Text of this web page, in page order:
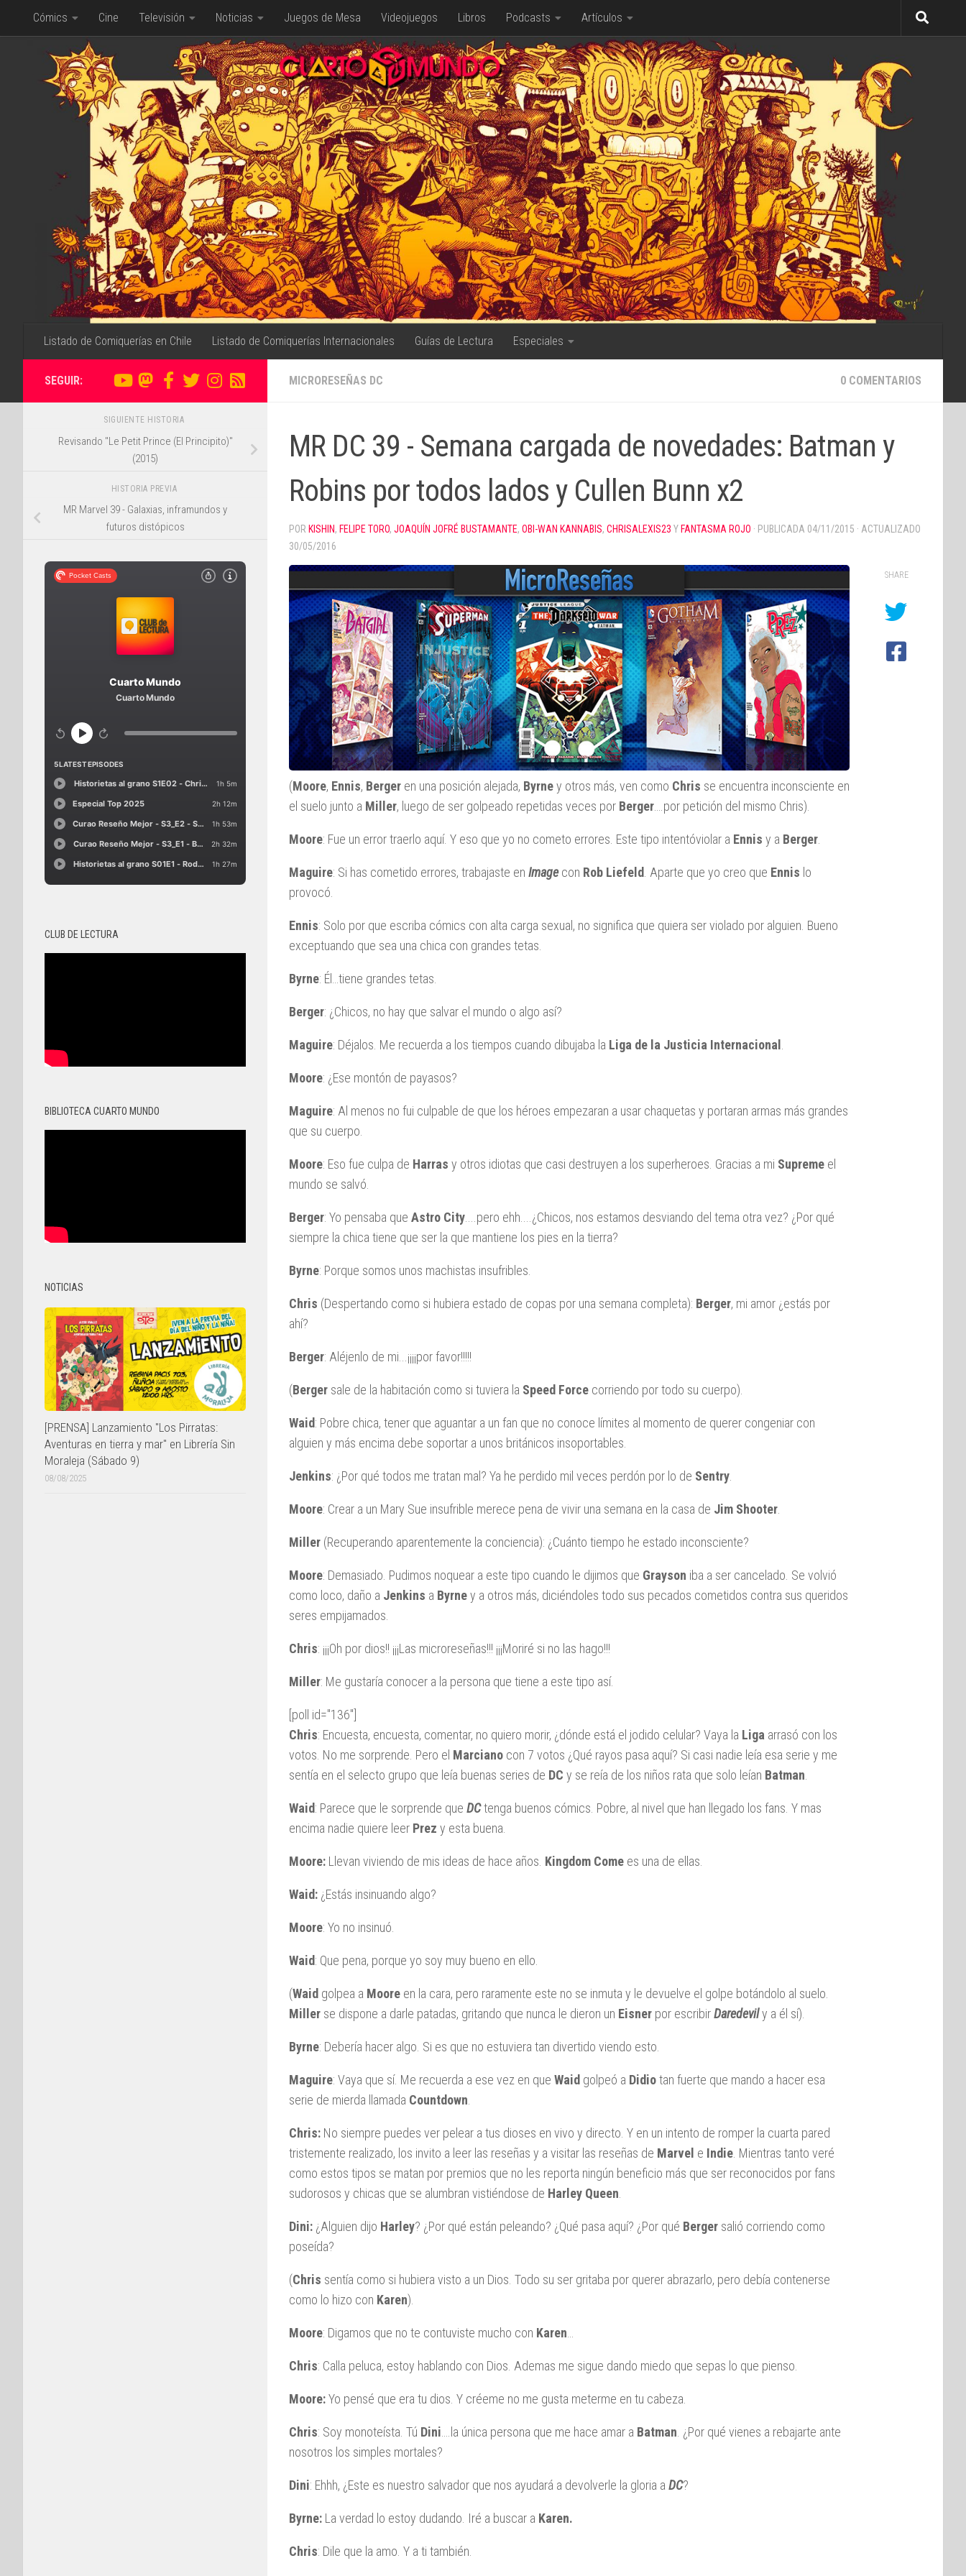
Saltar al contenido
Cómics Cine Televisión Noticias Juegos de Mesa Videojuegos Libros Podcasts Artículos
Listado de Comiquerías en Chile Listado de Comiquerías Internacionales Guías de Lectura Especiales
MICRORESEÑAS DC 0 COMENTARIOS
MR DC 39 - Semana cargada de novedades: Batman y
Robins por todos lados y Cullen Bunn x2
POR KISHIN, FELIPE TORO, JOAQUÍN JOFRÉ BUSTAMANTE, OBI-WAN KANNABIS, CHRISALEXIS23 Y FANTASMA ROJO · PUBLICADA 04/11/2015 · ACTUALIZADO
30/05/2016
(Moore, Ennis, Berger en una posición alejada, Byrney otros más, ven como Chris se encuentra inconsciente en
el suelo junto a Miller, luego de ser golpeado repetidas veces por Berger ….por petición del mismo Chris).
Moore: Fue un error traerlo aquí. Y eso que yo no cometo errores. Este tipo intentóviolar a Ennis y a Berger
Maguire: Si has cometido errores, trabajaste en Image con Rob Liefeld . Aparte que yo creo que Ennis lo
provocó.
Ennis: Solo por que escriba cómics con alta carga sexual, no significa que quiera ser violado por alguien. Bueno
exceptuando que sea una chica con grandes tetas.
Byrne: Él…tiene grandes tetas.
Berger: ¿Chicos, no hay que salvar el mundo o algo así?
Maguire: Déjalos. Me recuerda a los tiempos cuando dibujaba la Liga de la Justicia Internacional
Moore: ¿Ese montón de payasos?
Maguire: Al menos no fui culpable de que los héroes empezaran a usar chaquetas y portaran armas más grandes
que su cuerpo.
Moore: Eso fue culpa de Harras y otros idiotas que casi destruyen a los superheroes. Gracias a mi Supreme el
mundo se salvó.
Berger: Yo pensaba que Astro City ....pero ehh....¿Chicos, nos estamos desviando del tema otra vez? ¿Por qué
siempre la chica tiene que ser la que mantiene los pies en la tierra?
Byrne: Porque somos unos machistas insufribles.
Chris (Despertando como si hubiera estado de copas por una semana completa): Berger, mi amor ¿estás por
ahí?
Berger: Aléjenlo de mi...¡¡¡¡por favor!!!!!
(Berger sale de la habitación como si tuviera la Speed Force corriendo por todo su cuerpo).
Waid: Pobre chica, tener que aguantar a un fan que no conoce límites al momento de querer congeniar con
alguien y más encima debe soportar a unos británicos insoportables.
Jenkins: ¿Por qué todos me tratan mal? Ya he perdido mil veces perdón por lo de Sentry
Moore: Crear a un Mary Sue insufrible merece pena de vivir una semana en la casa de Jim Shooter
Miller (Recuperando aparentemente la conciencia): ¿Cuánto tiempo he estado inconsciente?
Moore: Demasiado. Pudimos noquear a este tipo cuando le dijimos que Grayson iba a ser cancelado. Se volvió
como loco, daño a Jenkins a Byrney a otros más, diciéndoles todo sus pecados cometidos contra sus queridos
seres empijamados.
Chris: ¡¡¡Oh por dios!! ¡¡¡Las microreseñas!!! ¡¡¡Moriré si no las hago!!!
Miller: Me gustaría conocer a la persona que tiene a este tipo así.
[poll id="136"]
Chris: Encuesta, encuesta, comentar, no quiero morir, ¿dónde está el jodido celular? Vaya la Liga arrasó con los
votos. No me sorprende. Pero el Marciano con 7 votos ¿Qué rayos pasa aquí? Si casi nadie leía esa serie y me
sentía en el selecto grupo que leía buenas series de DC y se reía de los niños rata que solo leían Batman
Waid: Parece que le sorprende que DCtenga buenos cómics. Pobre, al nivel que han llegado los fans. Y mas
encima nadie quiere leer Prez y esta buena.
Moore: Llevan viviendo de mis ideas de hace años. Kingdom Come es una de ellas.
Waid: ¿Estás insinuando algo?
Moore: Yo no insinuó.
Waid: Que pena, porque yo soy muy bueno en ello.
(Waid golpea a Moore en la cara, pero raramente este no se inmuta y le devuelve el golpe botándolo al suelo.
Miller se dispone a darle patadas, gritando que nunca le dieron un Eisner por escribirDaredevily a él sí).
Byrne: Debería hacer algo. Si es que no estuviera tan divertido viendo esto.
Maguire: Vaya que sí. Me recuerda a ese vez en que Waid golpeó a Didiotan fuerte que mando a hacer esa
serie de mierda llamada Countdown
Chris: No siempre puedes ver pelear a tus dioses en vivo y directo. Y en un intento de romper la cuarta pared
tristemente realizado, los invito a leer las reseñas y a visitar las reseñas de Marvel e Indie . Mientras tanto veré
como estos tipos se matan por premios que no les reporta ningún beneficio más que ser reconocidos por fans
sudorosos y chicas que se alumbran vistiéndose de Harley Queen
Dini: ¿Alguien dijo Harley? ¿Por qué están peleando? ¿Qué pasa aquí? ¿Por qué Berger salió corriendo como
poseída?
(Chris sentía como si hubiera visto a un Dios. Todo su ser gritaba por querer abrazarlo, pero debía contenerse
como lo hizo con Karen).
Moore: Digamos que no te contuviste mucho con Karen
Chris: Calla peluca, estoy hablando con Dios. Ademas me sigue dando miedo que sepas lo que pienso.
Moore:Yo pensé que era tu dios. Y créeme no me gusta meterme en tu cabeza.
Chris: Soy monoteísta. Tú Dini ….la única persona que me hace amar a Batman . ¿Por qué vienes a rebajarte ante
nosotros los simples mortales?
Dini: Ehhh, ¿Este es nuestro salvador que nos ayudará a devolverle la gloria a DC?
Byrne: La verdad lo estoy dudando. Iré a buscar a Karen.
Chris: Dile que la amo. Y a ti también.
SHARE
SEGUIR:
SIGUIENTE HISTORIA
Revisando "Le Petit Prince (El Principito)"
(2015)
HISTORIA PREVIA
MR Marvel 39 - Galaxias, inframundos y
futuros distópicos
CLUB DE LECTURA
BIBLIOTECA CUARTO MUNDO
NOTICIAS
[PRENSA] Lanzamiento "Los Pirratas:
Aventuras en tierra y mar" en Librería Sin
Moraleja (Sábado 9)
08/08/2025